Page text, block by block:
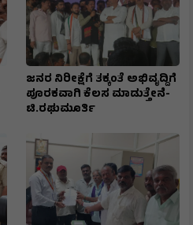
ಜನರ ನಿರೀಕ್ಷೆಗೆ ತಕ್ಕಂತೆ ಅಭಿವೃದ್ದಿಗೆ
ಪೂರಕವಾಗಿ ಕೆಲಸ ಮಾಡುತ್ತೇನೆ-
ಟಿ.ರಘುಮೂರ್ತಿ